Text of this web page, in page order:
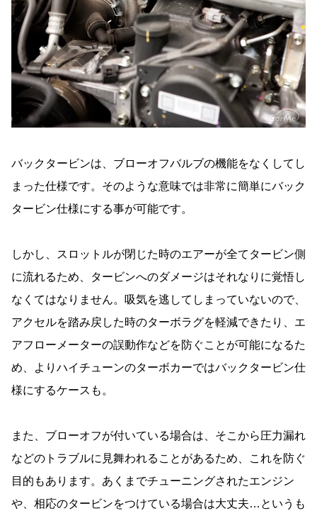
バックタービンは、ブローオフバルブの機能をなくしてし
まった仕様です。そのような意味では非常に簡単にバック
タービン仕様にする事が可能です。
しかし、スロットルが閉じた時のエアーが全てタービン側
に流れるため、タービンへのダメージはそれなりに覚悟し
なくてはなりません。吸気を逃してしまっていないので、
アクセルを踏み戻した時のターボラグを軽減できたり、エ
アフローメーターの誤動作などを防ぐことが可能になるた
め、よりハイチューンのターボカーではバックタービン仕
様にするケースも。
また、ブローオフが付いている場合は、そこから圧力漏れ
などのトラブルに見舞われることがあるため、これを防ぐ
目的もあります。あくまでチューニングされたエンジン
や、相応のタービンをつけている場合は大丈夫…というも